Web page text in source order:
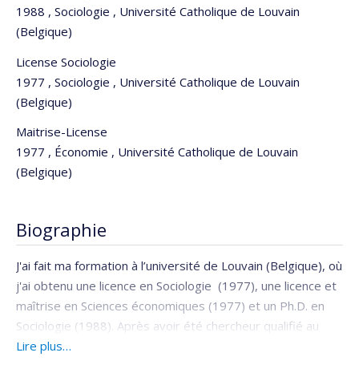
1988 , Sociologie , Université Catholique de Louvain
(Belgique)
License Sociologie
1977 , Sociologie , Université Catholique de Louvain
(Belgique)
Maitrise-License
1977 , Économie , Université Catholique de Louvain
(Belgique)
Biographie
J'ai fait ma formation à l’université de Louvain (Belgique), où
j'ai obtenu une licence en Sociologie (1977), une licence et
maîtrise en Sciences économiques (1977) et un Ph.D. en
Sociologie (1988). Après avoir été chercheur qualifié au
Fonds national de la Recherche Scientifique (FNRS,
Lire plus…